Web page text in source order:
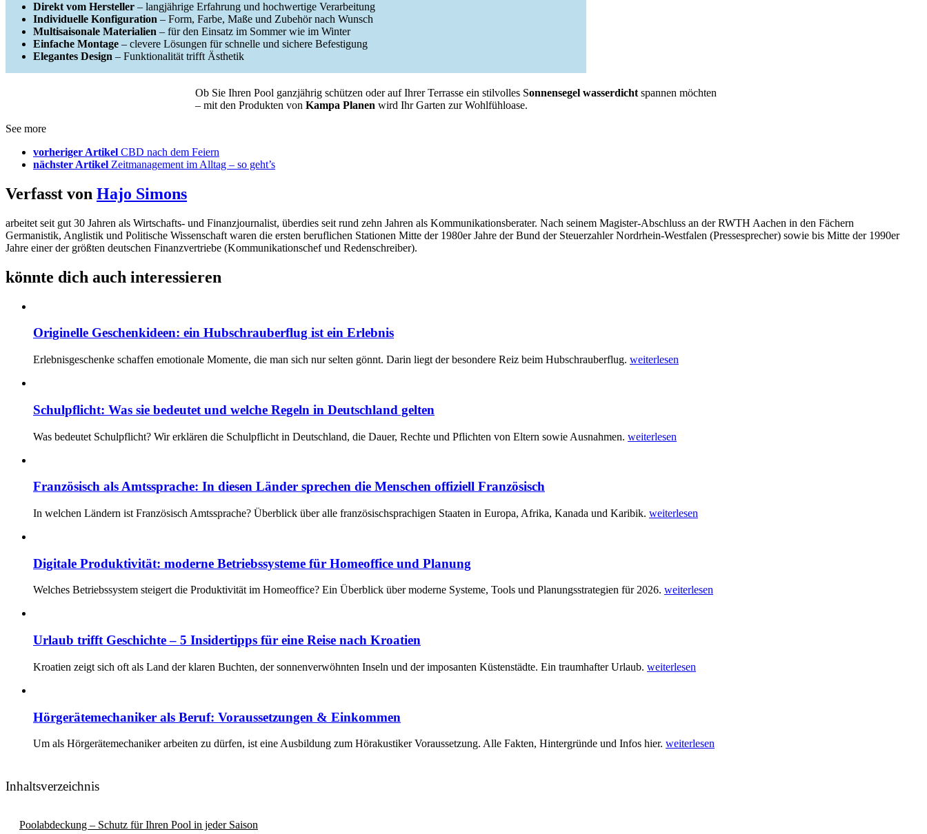
Direkt vom Hersteller – langjährige Erfahrung und hochwertige Verarbeitung
Individuelle Konfiguration – Form, Farbe, Maße und Zubehör nach Wunsch
Multisaisonale Materialien – für den Einsatz im Sommer wie im Winter
Einfache Montage – clevere Lösungen für schnelle und sichere Befestigung
Elegantes Design – Funktionalität trifft Ästhetik
Ob Sie Ihren Pool ganzjährig schützen oder auf Ihrer Terrasse ein stilvolles Sonnensegel wasserdicht spannen möchten
– mit den Produkten von Kampa Planen wird Ihr Garten zur Wohlfühloase.
See more
vorheriger Artikel CBD nach dem Feiern
nächster Artikel Zeitmanagement im Alltag – so geht’s
Verfasst von Hajo Simons
arbeitet seit gut 30 Jahren als Wirtschafts- und Finanzjournalist, überdies seit rund zehn Jahren als Kommunikationsberater. Nach seinem Magister-Abschluss an der RWTH Aachen in den Fächern
Germanistik, Anglistik und Politische Wissenschaft waren die ersten beruflichen Stationen Mitte der 1980er Jahre der Bund der Steuerzahler Nordrhein-Westfalen (Pressesprecher) sowie bis Mitte der 1990er
Jahre einer der größten deutschen Finanzvertriebe (Kommunikationschef und Redenschreiber).
könnte dich auch interessieren
Originelle Geschenkideen: ein Hubschrauberflug ist ein Erlebnis
Erlebnisgeschenke schaffen emotionale Momente, die man sich nur selten gönnt. Darin liegt der besondere Reiz beim Hubschrauberflug. weiterlesen
Schulpflicht: Was sie bedeutet und welche Regeln in Deutschland gelten
Was bedeutet Schulpflicht? Wir erklären die Schulpflicht in Deutschland, die Dauer, Rechte und Pflichten von Eltern sowie Ausnahmen. weiterlesen
Französisch als Amtssprache: In diesen Länder sprechen die Menschen offiziell Französisch
In welchen Ländern ist Französisch Amtssprache? Überblick über alle französischsprachigen Staaten in Europa, Afrika, Kanada und Karibik. weiterlesen
Digitale Produktivität: moderne Betriebssysteme für Homeoffice und Planung
Welches Betriebssystem steigert die Produktivität im Homeoffice? Ein Überblick über moderne Systeme, Tools und Planungsstrategien für 2026. weiterlesen
Urlaub trifft Geschichte – 5 Insidertipps für eine Reise nach Kroatien
Kroatien zeigt sich oft als Land der klaren Buchten, der sonnenverwöhnten Inseln und der imposanten Küstenstädte. Ein traumhafter Urlaub. weiterlesen
Hörgerätemechaniker als Beruf: Voraussetzungen & Einkommen
Um als Hörgerätemechaniker arbeiten zu dürfen, ist eine Ausbildung zum Hörakustiker Voraussetzung. Alle Fakten, Hintergründe und Infos hier. weiterlesen
Inhaltsverzeichnis
Poolabdeckung – Schutz für Ihren Pool in jeder Saison